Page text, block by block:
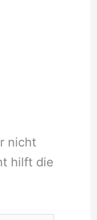
nicht
hilft die